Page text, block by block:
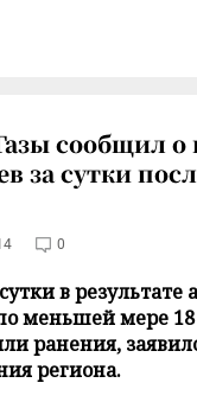
сообщил о
за сутки
0
в результате
меньшей мере
ранения,
региона.